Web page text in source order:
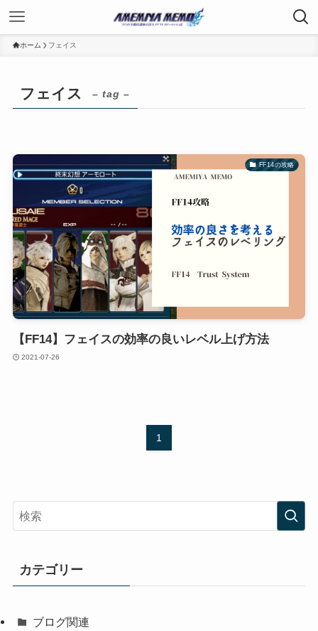
ホーム フェイス
フェイス – tag –
FF14の攻略
【FF14】フェイスの効率の良いレベル上げ方法
2021-07-26
1
カテゴリー
ブログ関連